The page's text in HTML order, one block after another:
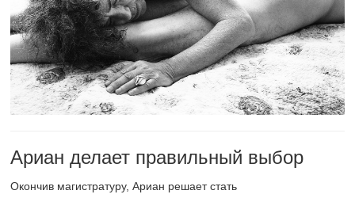
Ариан делает правильный выбор
Окончив магистратуру, Ариан решает стать